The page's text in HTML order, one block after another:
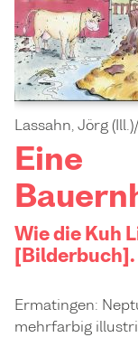
Lassahn, Jörg
Eine
Wie die Kuh
[Bilderbuch].
Ermatingen:
mehrfarbig